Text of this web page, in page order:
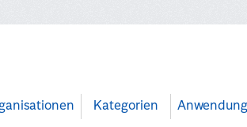
Kategorien